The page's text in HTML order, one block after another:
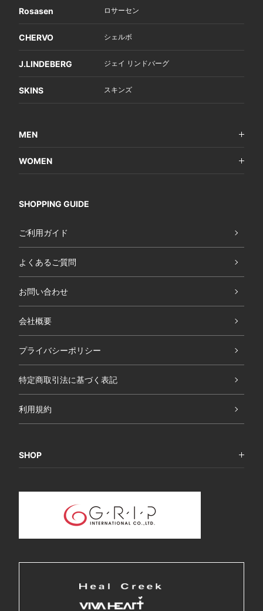
Rosasen ロサーセン
CHERVO シェルボ
J.LINDEBERG ジェイ リンドバーグ
SKINS スキンズ
MEN
WOMEN
SHOPPING GUIDE
ご利用ガイド
よくあるご質問
お問い合わせ
会社概要
プライバシーポリシー
特定商取引法に基づく表記
利用規約
SHOP